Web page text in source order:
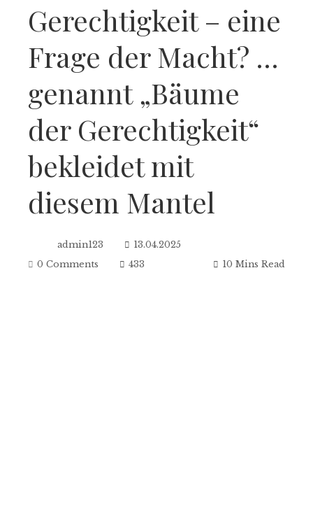
Gerechtigkeit – eine
Frage der Macht? …
genannt „Bäume
der Gerechtigkeit“
bekleidet mit
diesem Mantel
admin123
13.04.2025
0 Comments
433 10 Mins Read